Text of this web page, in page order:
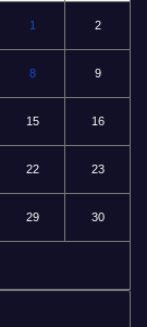
1 2
8 9
15 16
22 23
29 30